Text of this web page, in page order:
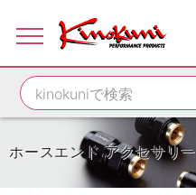
ホースエンド アクセサリー